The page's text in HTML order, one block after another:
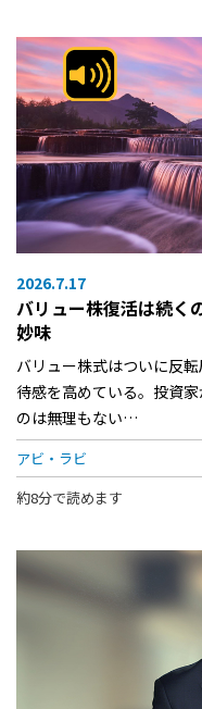
2026.7.17
バリュー株復活は続く
妙味
バリュー株式はついに反
待感を高めている。投資
のは無理もない…
アビ・ラビ
約8分で読めます